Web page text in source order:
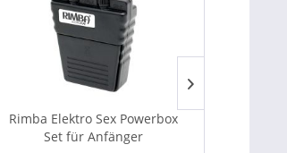
Rimba Elektro Sex Powerbox
Set für Anfänger